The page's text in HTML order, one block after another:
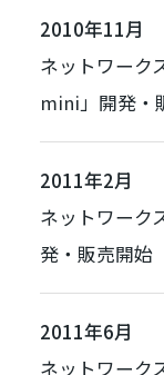
2010年11月
ネットワーク
mini」開発・
2011年2月
ネットワーク
発・販売開始
2011年6月
ネットワーク